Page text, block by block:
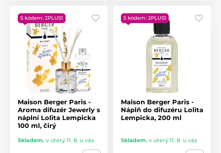
S kódem: 2PLUS1
Maison Berger Paris -
Aroma difuzér Jewerly s
náplní Lolita Lempicka
100 ml, čirý
Skladem, v úterý 11. 8. u vás
S kódem: 2PLUS1
Maison Berger Paris -
Náplň do difuzéru Lolita
Lempicka, 200 ml
Skladem, v úterý 11. 8. u vás